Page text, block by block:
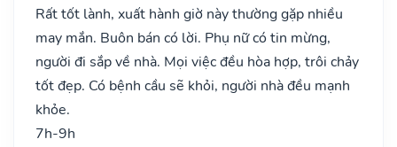
Rất tốt lành, xuất hành giờ này thường gặp nhiều
may mắn. Buôn bán có lời. Phụ nữ có tin mừng,
người đi sắp về nhà. Mọi việc đều hòa hợp, trôi chảy
tốt đẹp. Có bệnh cầu sẽ khỏi, người nhà đều mạnh
khỏe.
7h-9h